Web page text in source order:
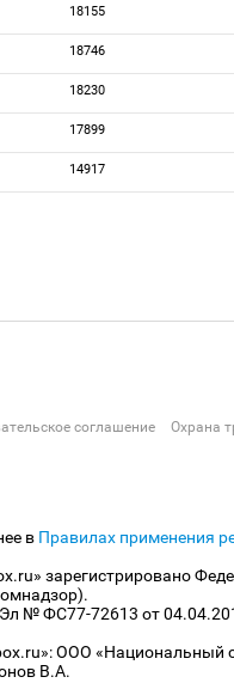
18155
18746
18230
17899
14917
соглашение Охрана
в Правилах применения
зарегистрировано
Эл № ФС77-72613 от
ООО «Национальный
В.А.